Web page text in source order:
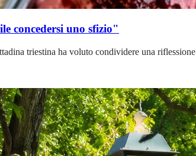
concedersi uno sfizio"
triestina ha voluto condividere una